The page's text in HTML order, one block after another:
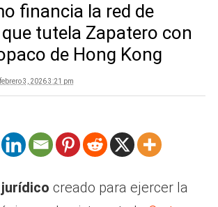
financia la red de
tutela Zapatero con
de Hong Kong
febrero 3, 2026 3:21 pm
creado para ejercer la